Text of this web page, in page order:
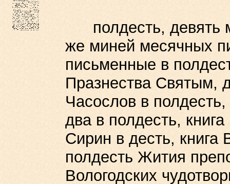
полдесть, девять
же миней месячных
письменные в
Празнества Святым,
Часослов в
два в полдесть,
Сирин в десть, книга
полдесть Жития
Вологодских